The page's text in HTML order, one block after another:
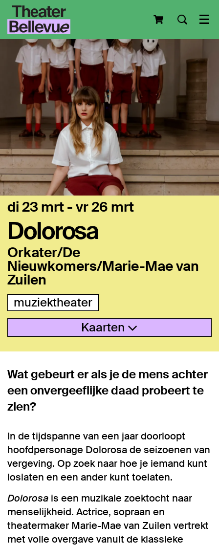
Dolorosa
Orkater/De
Nieuwkomers/Marie-Mae van
Zuilen
di 23 mrt-vr 26 mrt
muziektheater
Kaarten
Wat gebeurt er als je de mens achter
een onvergeeflijke daad probeert te
zien?
In de tijdspanne van een jaar doorloopt
hoofdpersonage Dolorosa de seizoenen van
vergeving. Op zoek naar hoe je iemand kunt
loslaten en een ander kunt toelaten.
Dolorosa is een muzikale zoektocht naar
menselijkheid. Actrice, sopraan en
theatermaker Marie-Mae van Zuilen vertrekt
met volle overgave vanuit de klassieke